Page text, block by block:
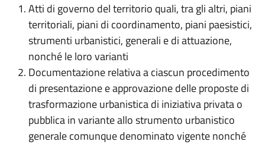
Atti di governo del territorio quali, tra gli altri, piani
territoriali, piani di coordinamento, piani paesistici,
strumenti urbanistici, generali e di attuazione,
nonché le loro varianti
Documentazione relativa a ciascun procedimento
di presentazione e approvazione delle proposte di
trasformazione urbanistica di iniziativa privata o
pubblica in variante allo strumento urbanistico
generale comunque denominato vigente nonché